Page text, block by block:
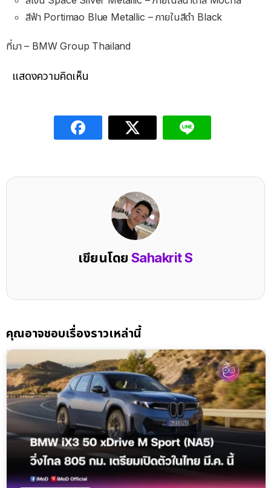
สีฟ้า Portimao Blue Metallic – ภายในสีดำ Black
ที่มา – BMW Group Thailand
แสดงความคิดเห็น
เขียนโดยSahakrit S
คุณอาจชอบเรื่องราวเหล่านี้